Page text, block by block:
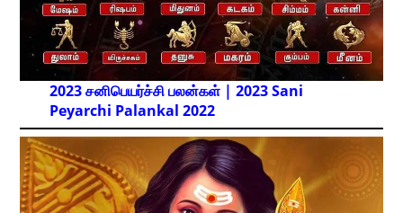
2023 சனிபெயர்ச்சி பலன்கள் | 2023 Sani
Peyarchi Palankal 2022